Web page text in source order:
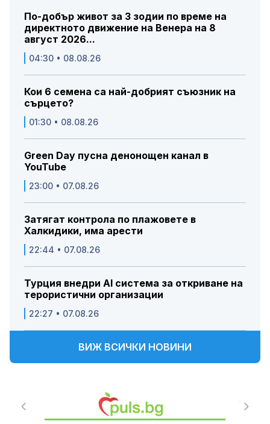
По-добър живот за 3 зодии по време на
директното движение на Венера на 8
август 2026...
04:30 • 08.08.26
Кои 6 семена са най-добрият съюзник на
сърцето?
01:30 • 08.08.26
Green Day пусна денонощен канал в
YouTube
23:00 • 07.08.26
Затягат контрола по плажовете в
Халкидики, има арести
22:44 • 07.08.26
Турция внедри AI система за откриване на
терористични организации
22:27 • 07.08.26
ВИЖ ВСИЧКИ НОВИНИ